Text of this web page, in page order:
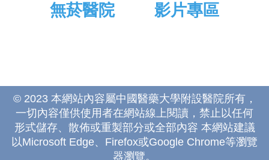
無菸醫院 影片專區
© 2023 本網站內容屬中國醫藥大學附設醫院所有，
一切內容僅供使用者在網站線上閱讀，禁止以任何
形式儲存、散佈或重製部分或全部內容 本網站建議
以Microsoft Edge、Firefox或Google Chrome等瀏覽
器瀏覽。